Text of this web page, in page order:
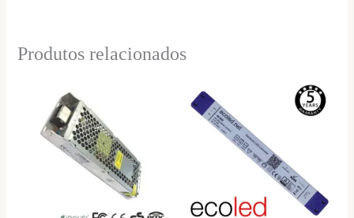
Produtos relacionados